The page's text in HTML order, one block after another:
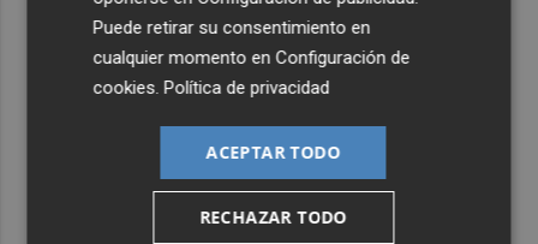
Puede retirar su consentimiento en
cualquier momento enConfiguración de
cookies .Política de privacidad
ACEPTAR TODO
RECHAZAR TODO